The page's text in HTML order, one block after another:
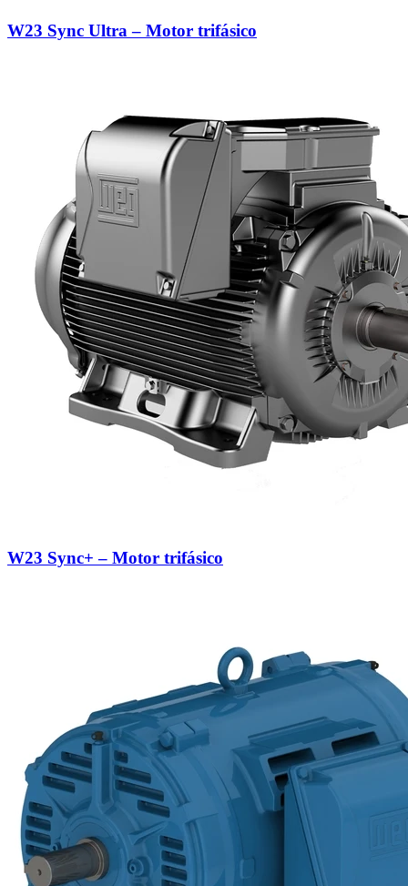
W23 Sync Ultra – Motor trifásico
W23 Sync+ – Motor trifásico